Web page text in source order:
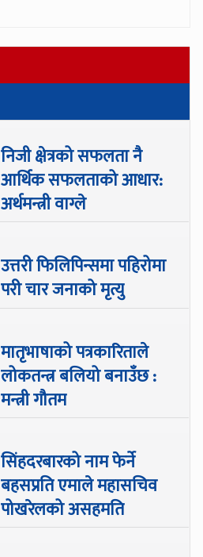
निजी क्षेत्रको सफलता नै
आर्थिक सफलताको आधार:
अर्थमन्त्री वाग्ले
उत्तरी फिलिपिन्समा पहिरोमा
परी चार जनाको मृत्यु
मातृभाषाको पत्रकारिताले
लोकतन्त्र बलियो बनाउँछ :
मन्त्री गौतम
सिंहदरबारको नाम फेर्ने
बहसप्रति एमाले महासचिव
पोखरेलको असहमति